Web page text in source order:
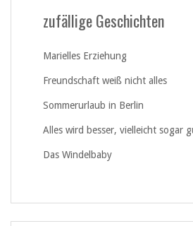
zufällige Geschichten
Marielles Erziehung
Freundschaft weiß nicht alles
Sommerurlaub in Berlin
Alles wird besser, vielleicht sogar
Das Windelbaby